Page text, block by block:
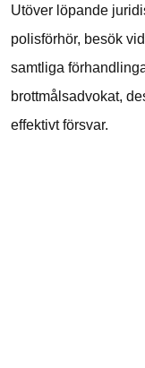
Utöver löpande
polisförhör, besök
samtliga
brottmålsadvokat,
effektivt försvar.